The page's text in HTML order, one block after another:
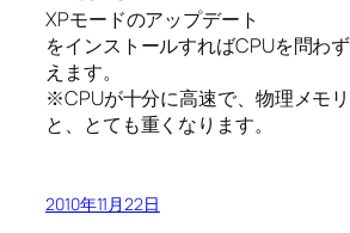
XPモードのアップデート
をインストールすればCPUを問わ
えます。
※CPUが十分に高速で、物理メモ
と、とても重くなります。
2010年11月22日